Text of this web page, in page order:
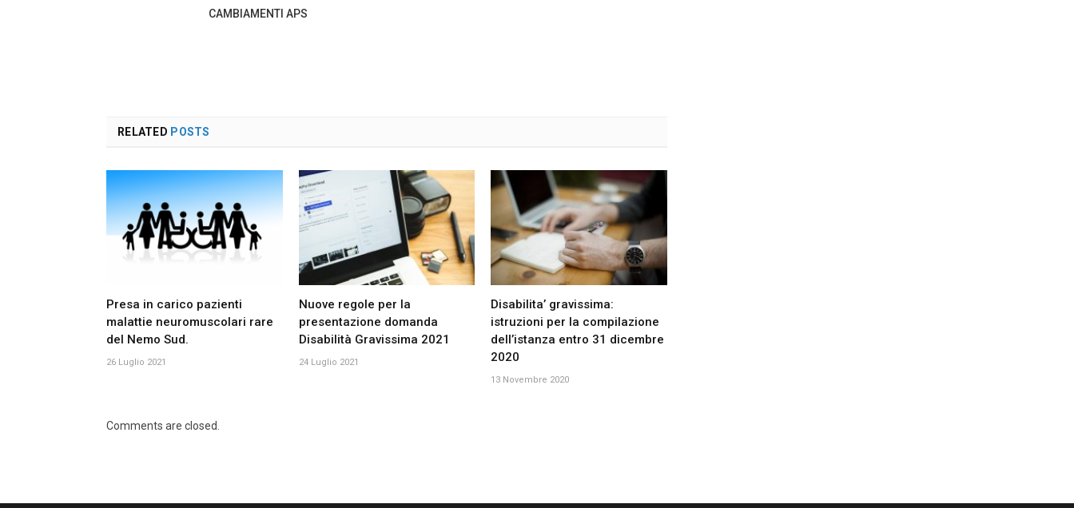
CAMBIAMENTI APS
RELATED POSTS
Presa in carico pazienti
malattie neuromuscolari rare
del Nemo Sud.
26 Luglio 2021
Nuove regole per la
presentazione domanda
Disabilità Gravissima 2021
24 Luglio 2021
Disabilita’ gravissima:
istruzioni per la compilazione
dell’istanza entro 31 dicembre
2020
13 Novembre 2020
Comments are closed.